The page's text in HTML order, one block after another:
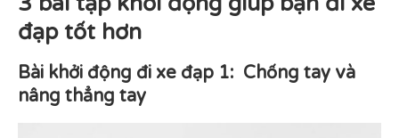
đạp tốt hơn
Bài khởi động đi xe đạp 1: Chống tay và
nâng thẳng tay